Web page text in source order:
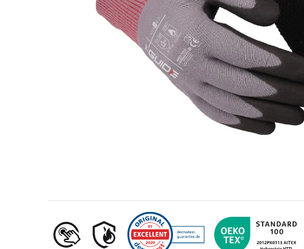
Nafta- ja gaasitööstus